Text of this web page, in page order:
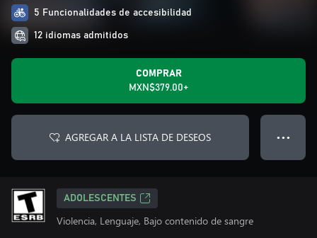
5 Funcionalidades de accesibilidad
12 idiomas admitidos
COMPRAR
MXN$379.00+
AGREGAR A LA LISTA DE DESEOS ● ● ●
ADOLESCENTES
Violencia, Lenguaje, Bajo contenido de sangre